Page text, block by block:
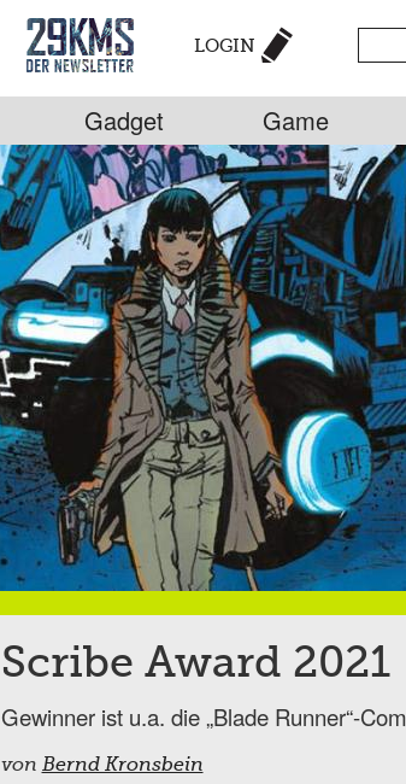
LOGIN
Gadget Game
Scribe Award 2021
Gewinner ist u.a. die „Blade Runner“-
von Bernd Kronsbein